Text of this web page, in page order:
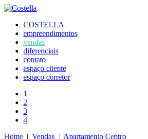
COSTELLA
empreendimentos
vendas
diferenciais
contato
espaço cliente
espaço corretor
1
2
3
4
Home | Vendas | Apartamento Centro